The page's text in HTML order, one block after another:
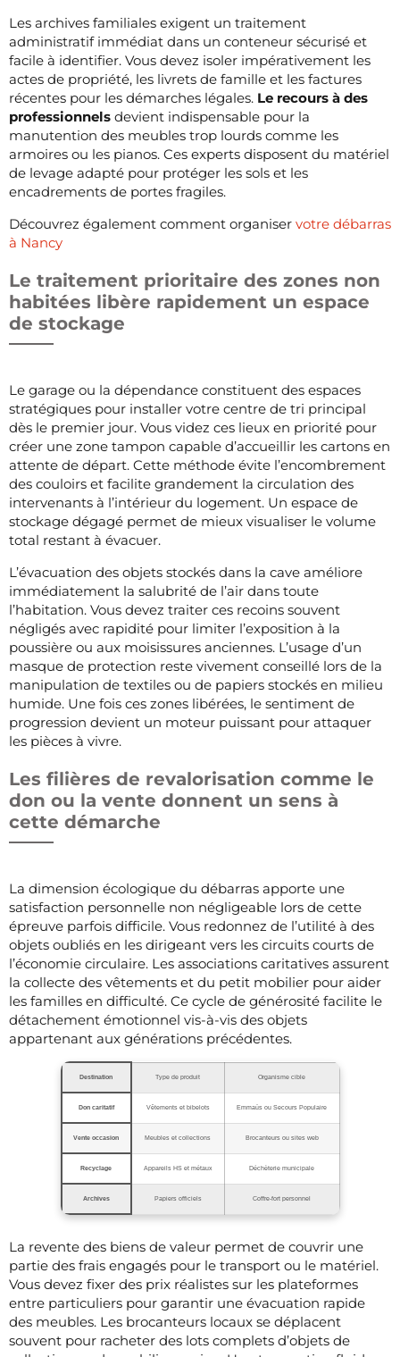
Les archives familiales exigent un traitement
administratif immédiat dans un conteneur sécurisé et
facile à identifier. Vous devez isoler impérativement les
actes de propriété, les livrets de famille et les factures
récentes pour les démarches légales. Le recours à des
professionnels devient indispensable pour la
manutention des meubles trop lourds comme les
armoires ou les pianos. Ces experts disposent du matériel
de levage adapté pour protéger les sols et les
encadrements de portes fragiles.
Découvrez également comment organiser votre débarras
à Nancy
Le traitement prioritaire des zones non
habitées libère rapidement un espace
de stockage
Le garage ou la dépendance constituent des espaces
stratégiques pour installer votre centre de tri principal
dès le premier jour. Vous videz ces lieux en priorité pour
créer une zone tampon capable d’accueillir les cartons en
attente de départ. Cette méthode évite l’encombrement
des couloirs et facilite grandement la circulation des
intervenants à l’intérieur du logement. Un espace de
stockage dégagé permet de mieux visualiser le volume
total restant à évacuer.
L’évacuation des objets stockés dans la cave améliore
immédiatement la salubrité de l’air dans toute
l’habitation. Vous devez traiter ces recoins souvent
négligés avec rapidité pour limiter l’exposition à la
poussière ou aux moisissures anciennes. L’usage d’un
masque de protection reste vivement conseillé lors de la
manipulation de textiles ou de papiers stockés en milieu
humide. Une fois ces zones libérées, le sentiment de
progression devient un moteur puissant pour attaquer
les pièces à vivre.
Les filières de revalorisation comme le
don ou la vente donnent un sens à
cette démarche
La dimension écologique du débarras apporte une
satisfaction personnelle non négligeable lors de cette
épreuve parfois difficile. Vous redonnez de l’utilité à des
objets oubliés en les dirigeant vers les circuits courts de
l’économie circulaire. Les associations caritatives assurent
la collecte des vêtements et du petit mobilier pour aider
les familles en difficulté. Ce cycle de générosité facilite le
détachement émotionnel vis-à-vis des objets
appartenant aux générations précédentes.
Destination Type de produit Organisme cible
Don caritatif Vêtements et bibelots Emmaüs ou Secours Populaire
Vente occasion Meubles et collections Brocanteurs ou sites web
Recyclage Appareils HS et métaux Déchèterie municipale
Archives Papiers officiels Coffre-fort personnel
La revente des biens de valeur permet de couvrir une
partie des frais engagés pour le transport ou le matériel.
Vous devez fixer des prix réalistes sur les plateformes
entre particuliers pour garantir une évacuation rapide
des meubles. Les brocanteurs locaux se déplacent
souvent pour racheter des lots complets d’objets de